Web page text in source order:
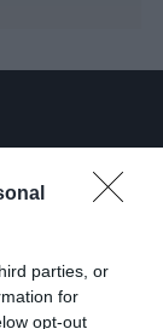
parties, or
for
opt-out